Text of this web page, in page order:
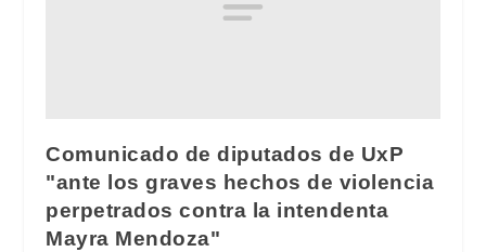
Comunicado de diputados de UxP
"ante los graves hechos de violencia
perpetrados contra la intendenta
Mayra Mendoza"